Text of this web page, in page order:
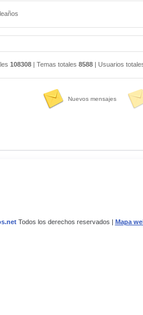
108308| Temas totales 8588| Usuarios
Nuevos mensajes
Todos los derechos reservados | Mapa